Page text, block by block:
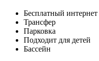
Бесплатный интернет
Трансфер
Парковка
Подходит для детей
Бассейн